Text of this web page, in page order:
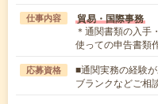
仕事内容 貿易・国際事務
＊通関書類の入手
使っての申告書
応募資格
■通関実務の経験
ブランクなどご相